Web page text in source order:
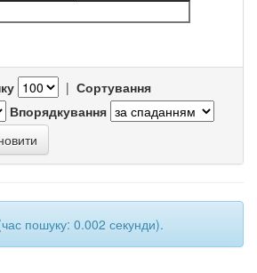
| Сортування
Впорядкування
пошуку: 0.002 секунди).